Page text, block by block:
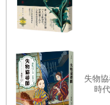
最後被騙上泥土做的小
已經上小學的孩子自然
刀痛快呢？因為兔子很
報仇就該堂堂正正。神
大喊一聲「這是天譴！
失物
時